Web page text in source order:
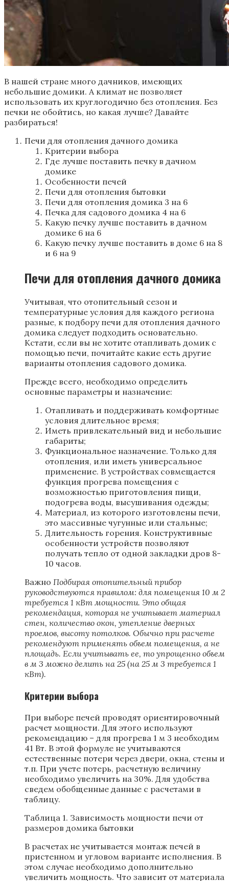
В нашей стране много дачников, имеющих
небольшие домики. А климат не позволяет
использовать их круглогодично без отопления. Без
печки не обойтись, но какая лучше? Давайте
разбираться!
Печи для отопления дачного домика
Критерии выбора
Где лучше поставить печку в дачном
домике
Особенности печей
Печи для отопления бытовки
Печи для отопления домика 3 на 6
Печка для садового домика 4 на 6
Какую печку лучше поставить в дачном
домике 6 на 6
Какую печку лучше поставить в доме 6 на 8
и 6 на 9
Печи для отопления дачного домика
Учитывая, что отопительный сезон и
температурные условия для каждого региона
разные, к подбору печи для отопления дачного
домика следует подходить основательно.
Кстати, если вы не хотите отапливать домик с
помощью печи, почитайте какие есть другие
варианты отопления садового домика.
Прежде всего, необходимо определить
основные параметры и назначение:
Отапливать и поддерживать комфортные
условия длительное время;
Иметь привлекательный вид и небольшие
габариты;
Функциональное назначение. Только для
отопления, или иметь универсальное
применение. В устройствах совмещается
функция прогрева помещения с
возможностью приготовления пищи,
подогрева воды, высушивания одежды;
Материал, из которого изготовлены печи,
это массивные чугунные или стальные;
Длительность горения. Конструктивные
особенности устройств позволяют
получать тепло от одной закладки дров 8-
10 часов.
Важно Подбирая отопительный прибор
руководствуются правилом: для помещения 10 м 2
требуется 1 кВт мощности. Это общая
рекомендация, которая не учитывает материал
стен, количество окон, утепление дверных
проемов, высоту потолков. Обычно при расчете
рекомендуют применять объем помещения, а не
площадь. Если учитывать ее, то упрощенно объем
в м 3 можно делить на 25 (на 25 м 3 требуется 1
кВт).
Критерии выбора
При выборе печей проводят ориентировочный
расчет мощности. Для этого используют
рекомендацию – для прогрева 1 м 3 необходим
41 Вт. В этой формуле не учитываются
естественные потери через двери, окна, стены и
т.п. При учете потерь, расчетную величину
необходимо увеличить на 30%. Для удобства
сведем обобщенные данные с расчетами в
таблицу.
Таблица 1. Зависимость мощности печи от
размеров домика бытовки
В расчетах не учитывается монтаж печей в
пристенном и угловом варианте исполнения. В
этом случае необходимо дополнительно
увеличить мощность. Что зависит от материала